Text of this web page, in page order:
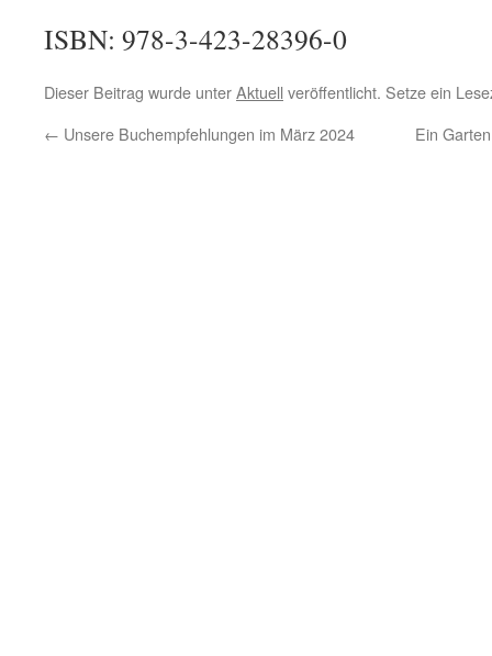
ISBN: 978-3-423-28396-0
Dieser Beitrag wurde unterAktuell veröffentlicht. Setze ein
← Unsere Buchempfehlungen im März 2024 Ein